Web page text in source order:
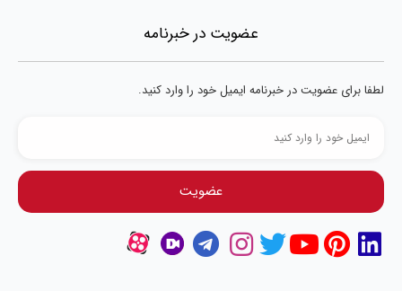
عضویت در خبرنامه
لطفا برای عضویت در خبرنامه ایمیل خود را وارد کنید.
عضویت